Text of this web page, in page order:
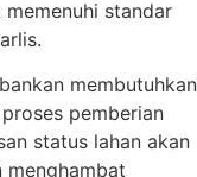
memenuhi standar
membutuhkan
pemberian
status lahan akan